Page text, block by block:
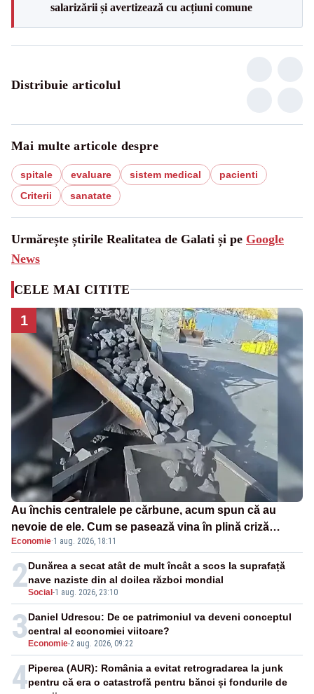
salarizării și avertizează cu acțiuni comune
Distribuie articolul
Mai multe articole despre
spitale evaluare sistem medical
pacienti
Criterii
sanatate
Urmărește știrile Realitatea de Galati și pe Google
News
CELE MAI CITITE
1
Au închis centralele pe cărbune, acum spun că au
nevoie de ele. Cum se pasează vina în plină criză
energetică
Economie·1 aug. 2026, 18:11
2Social -1 aug. 2026, 23:10
Dunărea a secat atât de mult încât a scos la suprafață
nave naziste din al doilea război mondial
3 Economie-2 aug. 2026, 09:22
Daniel Udrescu: De ce patrimoniul va deveni conceptul
central al economiei viitoare?
4Piperea (AUR): România a evitat retrogradarea la junk
pentru că era o catastrofă pentru bănci și fondurile de